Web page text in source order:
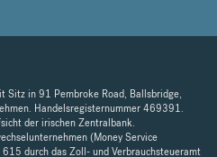
Sitz in 91 Pembroke Road, Ballsbridge,
Handelsregisternummer 469391.
der irischen Zentralbank.
(Money Service
durch das Zoll- und Verbrauchsteueramt